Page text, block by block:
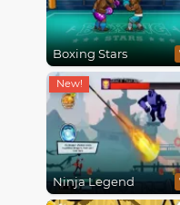
Boxing Stars
Ninja Legend